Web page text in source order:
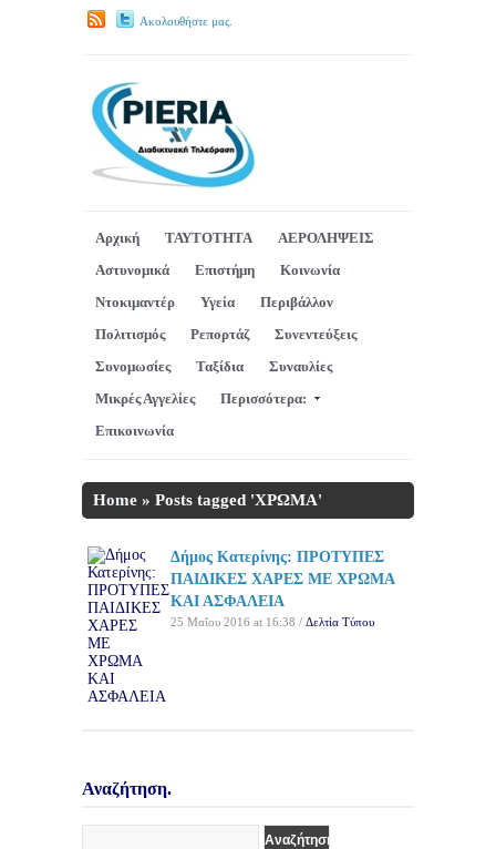
Ακολουθήστε μας.
Αρχική ΤΑΥΤΟΤΗΤΑ
ΑΕΡΟΛΗΨΕΙΣ
Αστυνομικά
Επιστήμη
Κοινωνία
Ντοκιμαντέρ
Υγεία
Περιβάλλον
Πολιτισμός
Ρεπορτάζ
Συνεντεύξεις
Συνομωσίες
Ταξίδια
Συναυλίες
Μικρές Αγγελίες
Περισσότερα:
Επικοινωνία
Home » Posts tagged 'ΧΡΩΜΑ'
Δήμος Κατερίνης: ΠΡΟΤΥΠΕΣ
ΠΑΙΔΙΚΕΣ ΧΑΡΕΣ ΜΕ ΧΡΩΜΑ
ΚΑΙ ΑΣΦΑΛΕΙΑ
25 Μαΐου 2016 at 16:38 / Δελτία Τύπου
Αναζήτηση.